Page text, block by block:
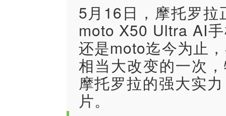
​5月16日，摩托罗
moto X50 Ultra AI
还是moto迄今为止
相当大改变的一次
摩托罗拉的强大实
片。